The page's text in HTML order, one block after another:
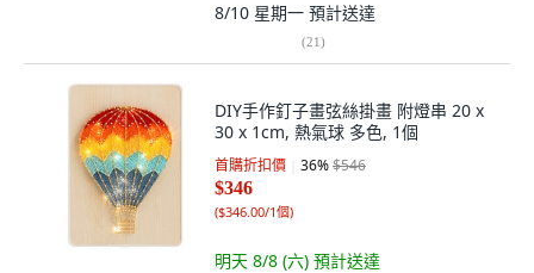
8/10 星期一 預計送達
(21)
DIY手作釘子畫弦絲掛畫 附燈串 20 x
30 x 1cm, 熱氣球 多色, 1個
首購折扣價 36%$546
$346
($346.00/1個)
明天 8/8 (六) 預計送達